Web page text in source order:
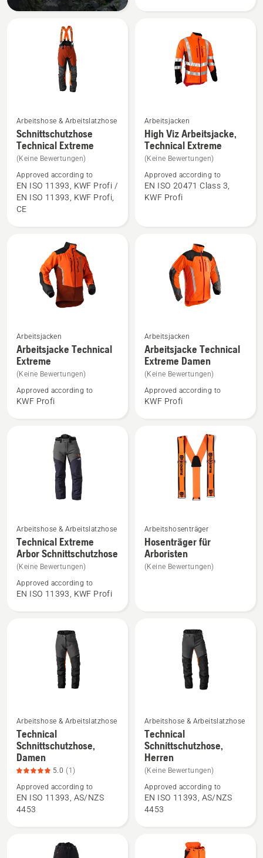
Mehr
Details
zu
Schnittschutzhose
Technical
Extreme
anzeigen
Arbeitshose & Arbeitslatzhose
Schnittschutzhose
Technical Extreme
(Keine Bewertungen)
Approved according to
EN ISO 11393, KWF Profi /
EN ISO 11393, KWF Profi,
CE
Mehr
Details
zu
High
Viz
Arbeitsjacke,
Arbeitsjacken
High Viz Arbeitsjacke,
Technical Extreme
(Keine Bewertungen)
Approved according to
EN ISO 20471 Class 3,
KWF Profi
Mehr
Details
Arbeitsjacke
Technical
Extreme
Arbeitsjacken
Arbeitsjacke Technical
Extreme
(Keine Bewertungen)
Approved according to
KWF Profi
Mehr
Details
Arbeitsjacke
Technical
Extreme
Arbeitsjacken
Arbeitsjacke Technical
Extreme Damen
(Keine Bewertungen)
Approved according to
KWF Profi
Mehr
Details
zu
Technical
Extreme
Arbor
Arbeitshose & Arbeitslatzhose
Technical Extreme
Arbor Schnittschutzhose
(Keine Bewertungen)
Approved according to
EN ISO 11393, KWF Profi
Mehr
Details
zu
Hosenträger
Arbeitshosenträger
Hosenträger für
Arboristen
(Keine Bewertungen)
Mehr
Details
zu
Technical
Schnittschutzhose,
Damen
anzeigen,
Arbeitshose & Arbeitslatzhose
Technical
Schnittschutzhose,
Damen
5.0 (1)
Approved according to
EN ISO 11393, AS/NZS
4453
Mehr
Details
zu
Technical
Schnittschutzhose,
Herren
anzeigen
Arbeitshose & Arbeitslatzhose
Technical
Schnittschutzhose,
Herren
(Keine Bewertungen)
Approved according to
EN ISO 11393, AS/NZS
4453